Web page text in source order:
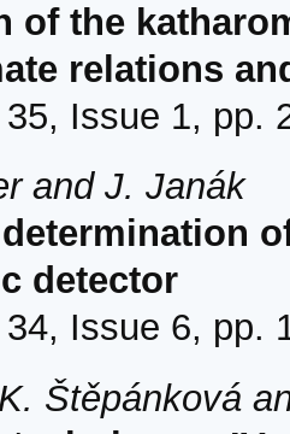
of the
relations
Issue 1, pp.
and J. Janák
detector
Issue 6, pp.
Štěpánková